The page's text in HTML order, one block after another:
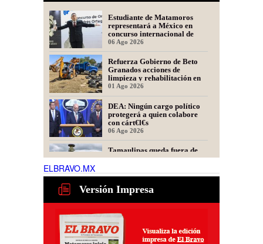
Estudiante de Matamoros
representará a México en
concurso internacional de
oratoria en Perú
06 Ago 2026
Refuerza Gobierno de Beto
Granados acciones de
limpieza y rehabilitación en
Los Presidentes
01 Ago 2026
DEA: Ningún cargo político
protegerá a quien colabore
con cárt€l€s
06 Ago 2026
Tamaulipas queda fuera de
recomendación para fracking
Misantla, informa comité
06 Ago 2026
Presidente de Fecanaco
cuestiona retenes en
carreteras de Tamaulipas;
afirma que generan molestias
06 Ago 2026
ELBRAVO.MX
Versión Impresa